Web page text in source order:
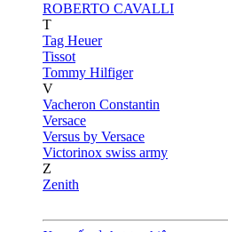
ROBERTO CAVALLI
T
Tag Heuer
Tissot
Tommy Hilfiger
V
Vacheron Constantin
Versace
Versus by Versace
Victorinox swiss army
Z
Zenith